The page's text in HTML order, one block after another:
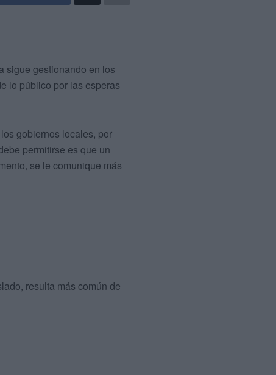
sigue gestionando en los
lo público por las esperas
gobiernos locales, por
permitirse es que un
se le comunique más
resulta más común de